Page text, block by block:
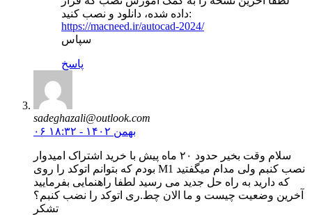
داده شده، دانلود و نصب کنید:
https://macneed.ir/autocad-2024/
سپاس
پاسخ
sadeghazali@outlook.com
۰۶ بهمن ۱۴۰۲ - ۱۸:۳۲
سلام وقت بخیر حدود ۲۰ ماه پیش با خرید اشتراک امیدوار
بودم که بتوانم اتوکد را روی M1 نصب کنبم ولی مدام میگفتید
که دارید به راه حل جدید می رسید لطفا راهنمایی بفرمایید
آخرین وضعیت چیست و ما الان چط.ری اتوکد را نضب کنبم؟
تشکر